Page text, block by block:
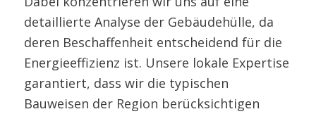
detaillierte Analyse der Gebäudehülle, da
deren Beschaffenheit entscheidend für die
Energieeffizienz ist. Unsere lokale Expertise
garantiert, dass wir die typischen
Bauweisen der Region berücksichtigen